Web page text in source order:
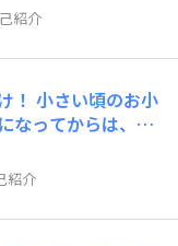
ーもいつか出てほ
て登録しまし
ックサンダーがす
す⚡️
べたのが私のブラ
紹介
！ 小さい頃のお小
なってからは、直
分の知らない商品
に入りのフレーバ
しいけど…クッ
入りです。外袋か
紹介